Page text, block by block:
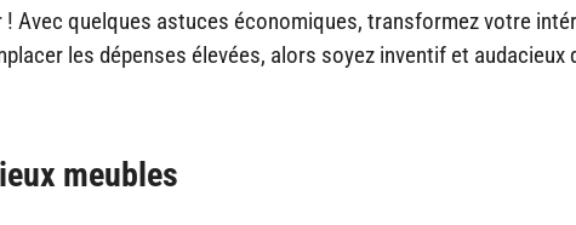
Avec quelques astuces économiques, transformez votre
les dépenses élevées, alors soyez inventif et audacieux
meubles